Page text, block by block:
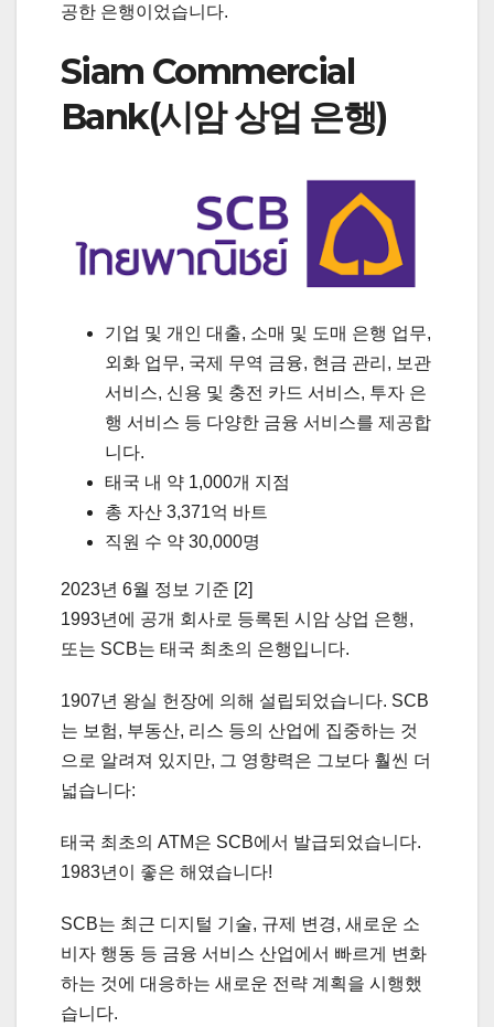
공한 은행이었습니다.
Siam Commercial
Bank(시암 상업 은행)
기업 및 개인 대출, 소매 및 도매 은행 업무,
외화 업무, 국제 무역 금융, 현금 관리, 보관
서비스, 신용 및 충전 카드 서비스, 투자 은
행 서비스 등 다양한 금융 서비스를 제공합
니다.
태국 내 약 1,000개 지점
총 자산 3,371억 바트
직원 수 약 30,000명
2023년 6월 정보 기준 [2]
1993년에 공개 회사로 등록된 시암 상업 은행,
또는 SCB는 태국 최초의 은행입니다.
1907년 왕실 헌장에 의해 설립되었습니다. SCB
는 보험, 부동산, 리스 등의 산업에 집중하는 것
으로 알려져 있지만, 그 영향력은 그보다 훨씬 더
넓습니다:
태국 최초의 ATM은 SCB에서 발급되었습니다.
1983년이 좋은 해였습니다!
SCB는 최근 디지털 기술, 규제 변경, 새로운 소
비자 행동 등 금융 서비스 산업에서 빠르게 변화
하는 것에 대응하는 새로운 전략 계획을 시행했
습니다.